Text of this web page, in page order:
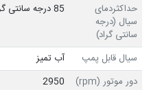
حداکثردمای
سیال (درجه
سانتی گراد)
85 درجه سانتی گراد
سیال قابل پمپ
آب تمیز
دور موتور (rpm)
2950